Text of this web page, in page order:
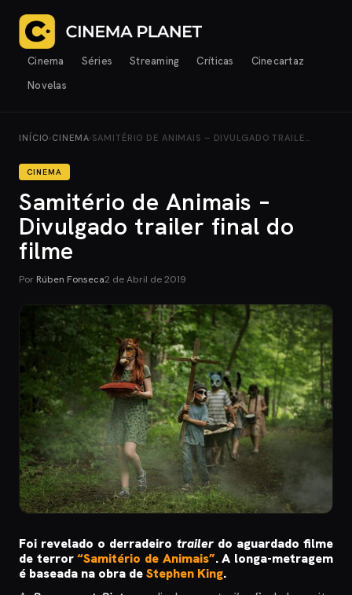
Cinema Séries Streaming Críticas
Cinecartaz
Novelas
INÍCIO› CINEMA› SAMITÉRIO DE ANIMAIS – DIVULGADO TRAILE…
CINEMA
Samitério de Animais –
Divulgado trailer final do
filme
Por Rúben Fonseca2 de Abril de 2019
Foi revelado o derradeiro trailerdo aguardado filme
de terror“Samitério de Animais”. A longa-metragem
é baseada na obra deStephen King.